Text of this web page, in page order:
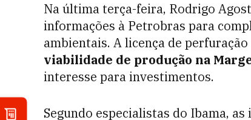
Na última terça-feira, Rodrigo
informações à Petrobras para
ambientais. A licença de
viabilidade de produção na
interesse para investimentos.
Segundo especialistas do Ibama,